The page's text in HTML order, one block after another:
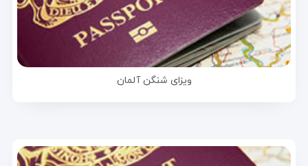
ویزای شنگن آلمان